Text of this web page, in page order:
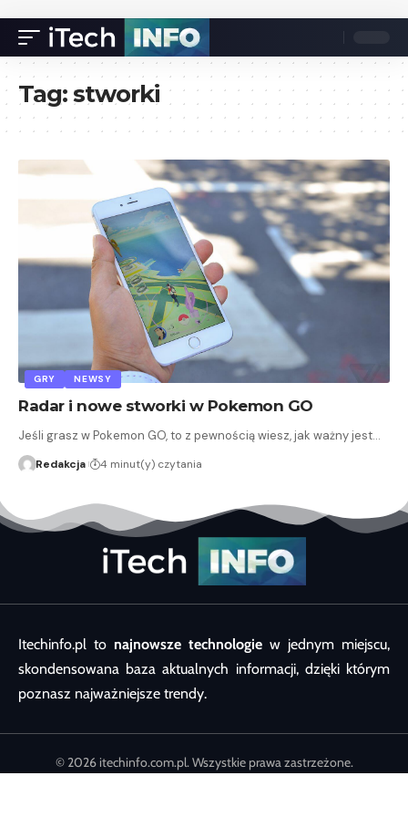
Tag:stworki
GRY NEWSY
Radar i nowe stworki w Pokemon GO
Jeśli grasz w Pokemon GO, to z pewnością wiesz, jak ważny jest…
Redakcja 4 minut(y) czytania
Itechinfo.pl to najnowsze technologie w jednym miejscu,
skondensowana baza aktualnych informacji, dzięki którym
poznasz najważniejsze trendy.
© 2026 itechinfo.com.pl. Wszystkie prawa zastrzeżone.